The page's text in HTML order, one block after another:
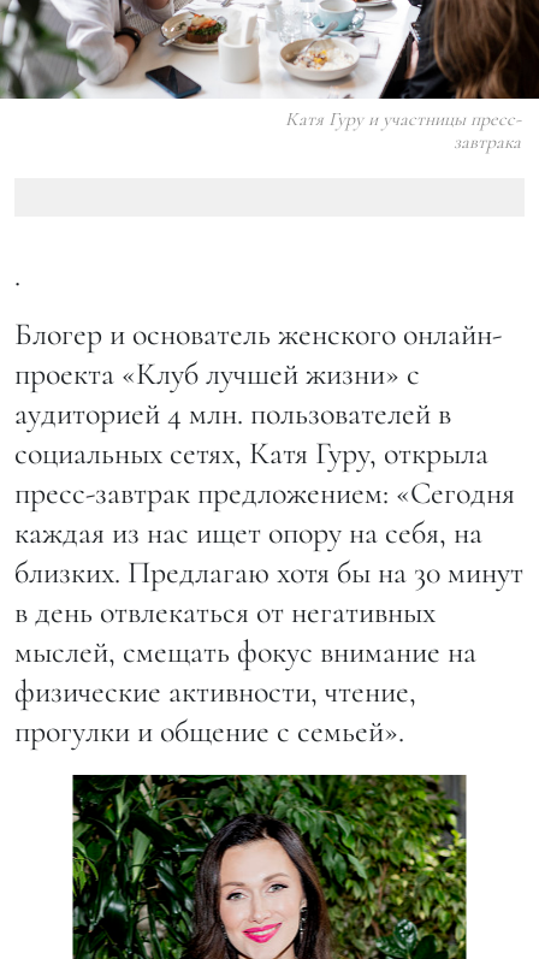
Катя Гуру и участницы пресс-
завтрака
.
Блогер и основатель женского онлайн-
проекта «Клуб лучшей жизни» с
аудиторией 4 млн. пользователей в
социальных сетях, Катя Гуру, открыла
пресс-завтрак предложением: «Сегодня
каждая из нас ищет опору на себя, на
близких. Предлагаю хотя бы на 30 минут
в день отвлекаться от негативных
мыслей, смещать фокус внимание на
физические активности, чтение,
прогулки и общение с семьей».